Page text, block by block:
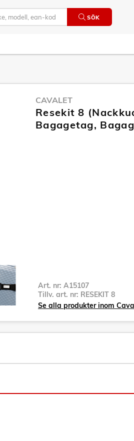
SÖK
CAVALET
Resekit 8
Bagagetag,
Art. nr: A15107
Tillv. art. nr: RESEKIT 8
Se alla produkter inom